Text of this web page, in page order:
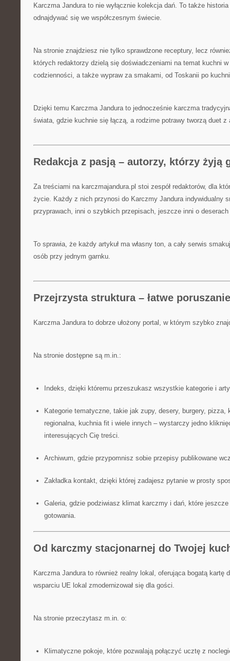
Karczma Jandura to nie wyłącznie kolekcja dań. To także
odnajdywać się we współczesnym świecie.
Na stronie znajdziesz nie tylko sprawdzone receptury, lecz
których redaktorzy dzielą się doświadczeniami na temat kuchni
codzienności, a także wypraw za smakami, od Toskanii po
Dzięki temu Karczma Jandura to jednocześnie karczma
świata, gdzie kuchnie się łączą, a rodzime potrawy tworzą duet z
Redakcja z pasją – autorzy, którzy żyją
Za treściami na karczmajandura.pl stoi zespół redaktorów, dla
życie. Każdy z nich przynosi do Karczmy Jandura indywidualny
przyprawach, inni o szybkich przepisach, jeszcze inni o
To sprawia, że każdy artykuł ma własny ton, a cały serwis
osób przy jednym garnku.
Przejrzysta struktura – łatwe
Karczma Jandura to dobrze ułożony portal, w którym szybko
Na stronie dostępne są m.in.:
Indeks, dzięki któremu przeszukasz wszystkie kategorie i
Kategorie tematyczne, takie jak zupy, desery, burgery, pizza,
regionalna, kuchnia fit i wiele innych – wystarczy jedno
interesujących Cię treści.
Archiwum, gdzie przypomnisz sobie przepisy publikowane
Zakładka kontakt, dzięki której zadajesz pytanie w prosty
Galeria, gdzie podziwiasz klimat karczmy i dań, które
gotowania.
Od karczmy stacjonarnej do Twojej
Karczma Jandura to również realny lokal, oferująca bogatą kartę
wsparciu UE lokal zmodernizował się dla gości.
Na stronie przeczytasz m.in. o:
Klimatyczne pokoje, które pozwalają połączyć ucztę z